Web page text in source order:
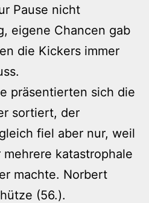
Pause nicht
eigene Chancen gab
die Kickers immer
präsentierten sich die
sortiert, der
fiel aber nur, weil
katastrophale
machte. Norbert
(56.).